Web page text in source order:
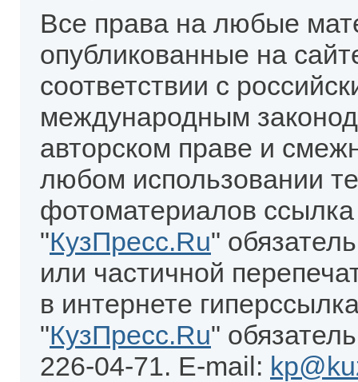
Все права на любые
опубликованные на
соответствии с
международным
авторском праве и
любом использовании
фотоматериалов
"КузПресс.Ru"
или частичной
в интернете
"КузПресс.Ru"
226-04-71. E-mail: